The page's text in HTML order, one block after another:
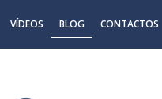
VÍDEOS BLOG CONTACTOS